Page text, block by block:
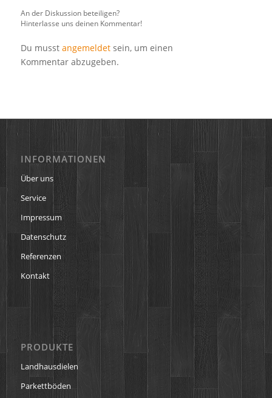
An der Diskussion beteiligen?
Hinterlasse uns deinen Kommentar!
Du musst angemeldetsein, um einen
Kommentar abzugeben.
INFORMATIONEN
Über uns
Service
Impressum
Datenschutz
Referenzen
Kontakt
PRODUKTE
Landhausdielen
Parkettböden